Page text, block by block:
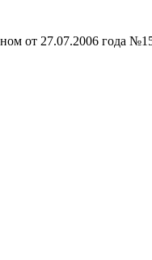
от 27.07.2006 года